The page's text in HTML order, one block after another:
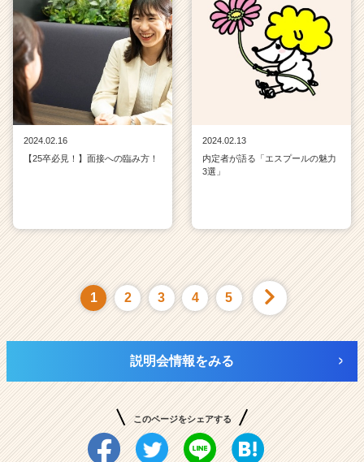
2024.02.16
【25卒必見！】面接への臨み方！
2024.02.13
内定者が語る「エスプールの魅力
3選」
1 2 3 4 5
説明会情報をみる
このページをシェアする